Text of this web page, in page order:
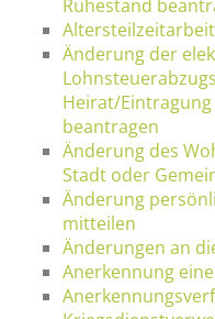
Ruhestand
Änderung der
Heirat/
beantragen
Änderung des
Stadt oder
Änderung
mitteilen
Änderungen an
Anerkennung